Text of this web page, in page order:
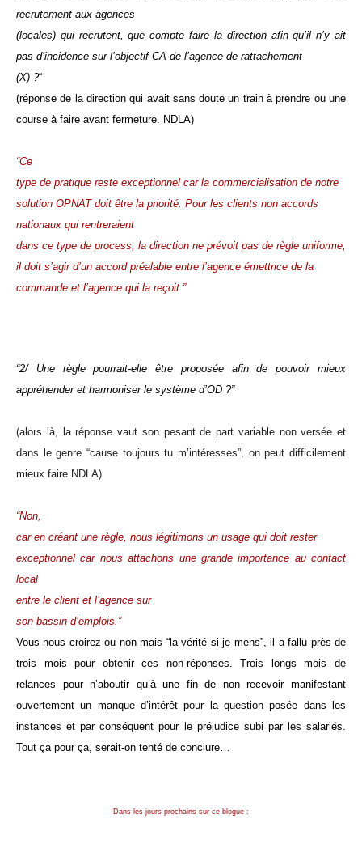
recrutement aux agences
(locales) qui recrutent, que compte faire la direction afin qu’il n’y ait
pas d’incidence sur l’objectif CA de l’agence de rattachement
(X) ?“
(réponse de la direction qui avait sans doute un train à prendre ou une
course à faire avant fermeture. NDLA)
“Ce
type de pratique reste exceptionnel car la commercialisation de notre
solution OPNAT doit être la priorité. Pour les clients non accords
nationaux qui rentreraient
dans ce type de process, la direction ne prévoit pas de règle uniforme,
il doit s’agir d’un accord préalable entre l’agence émettrice de la
commande et l’agence qui la reçoit.”
“2/ Une règle pourrait-elle être proposée afin de pouvoir mieux
appréhender et harmoniser le système d’OD ?”
(alors là, la réponse vaut son pesant de part variable non versée et
dans le genre “cause toujours tu m’intéresses”, on peut difficilement
mieux faire.NDLA)
“Non,
car en créant une règle, nous légitimons un usage qui doit rester
exceptionnel car nous attachons une grande importance au contact
local
entre le client et l’agence sur
son bassin d’emplois.”
Vous nous croirez ou non mais “la vérité si je mens”, il a fallu près de
trois mois pour obtenir ces non-réponses. Trois longs mois de
relances pour n’aboutir qu’à une fin de non recevoir manifestant
ouvertement un manque d’intérêt pour la question posée dans les
instances et par conséquent pour le préjudice subi par les salariés.
Tout ça pour ça, serait-on tenté de conclure…
Dans les jours prochains sur ce blogue :